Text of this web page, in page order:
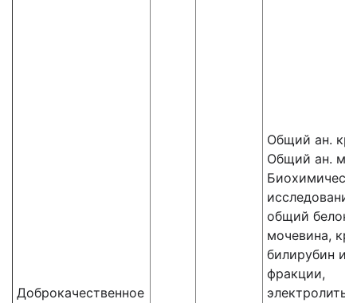
Доброкачественное
Общий ан.
Общий ан.
общий белок,
мочевина,
билирубин и
фракции,
электролиты,